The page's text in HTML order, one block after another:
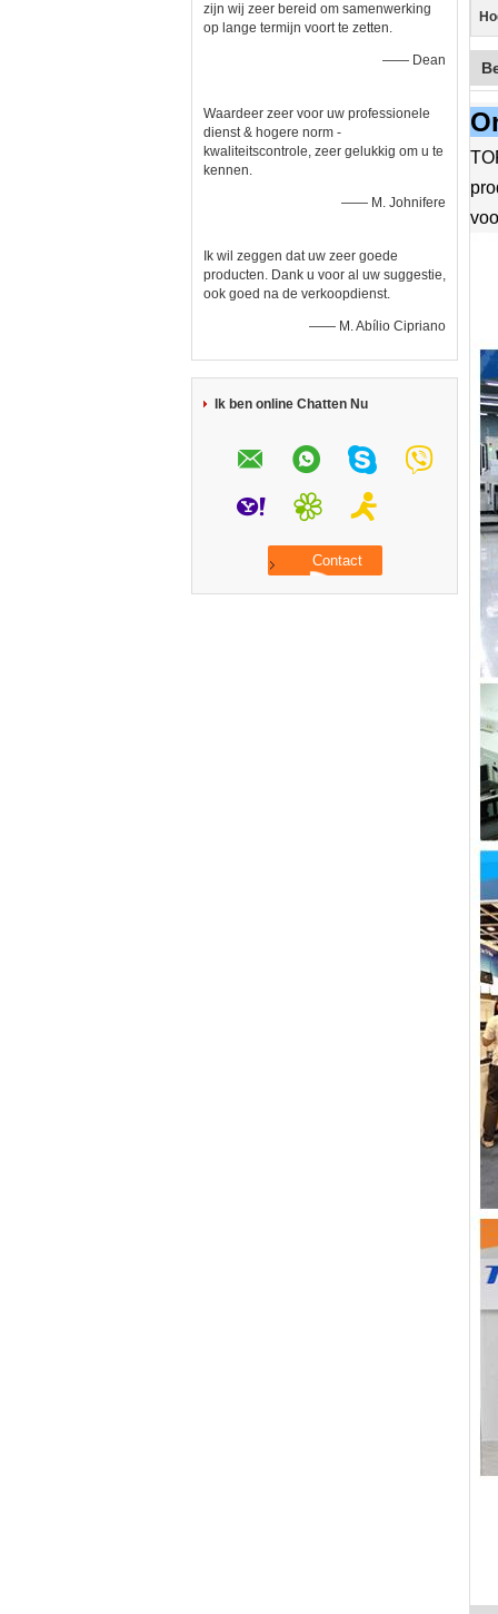
zijn wij zeer bereid om samenwerking
op lange termijn voort te zetten.
—— Dean
Waardeer zeer voor uw professionele
dienst & hogere norm -
kwaliteitscontrole, zeer gelukkig om u te
kennen.
—— M. Johnifere
Ik wil zeggen dat uw zeer goede
producten. Dank u voor al uw suggestie,
ook goed na de verkoopdienst.
—— M. Abílio Cipriano
Ik ben online Chatten Nu